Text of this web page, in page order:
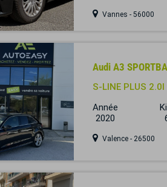
Vannes - 56000
Audi A3
S-LINE PLUS
Année
2020
Valence - 26500